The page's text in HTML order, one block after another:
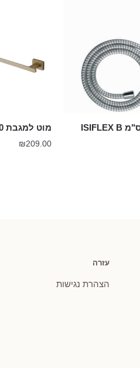
צינור 125 ס"מ ISIFLEX B
מוט למגבת 60 ס״מ ברונזה
₪209.00
עזרה
הצהרת נגישות